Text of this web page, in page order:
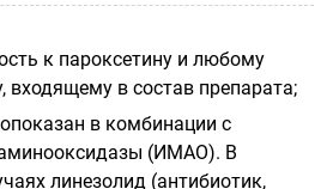
к пароксетину и любому
входящему в состав препарата;
в комбинации с
(ИМАО). В
линезолид (антибиотик,